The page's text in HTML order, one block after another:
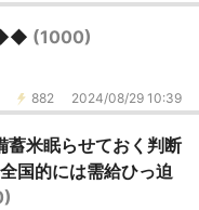
(1000)
882 2024/08/29 10:39
蓄米眠らせておく判断
国的には需給ひっ迫